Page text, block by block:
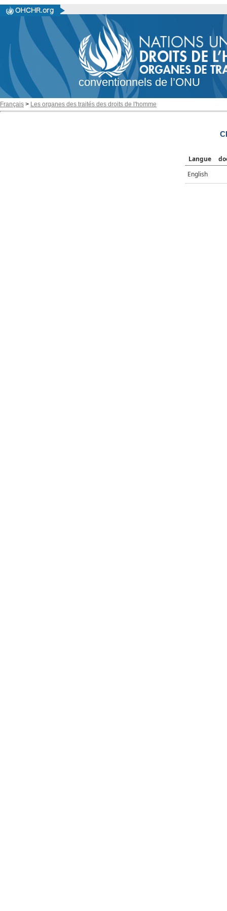
conventionnels de l’ONU
Français > Les organes des traités des droits de l'homme
Langue
English